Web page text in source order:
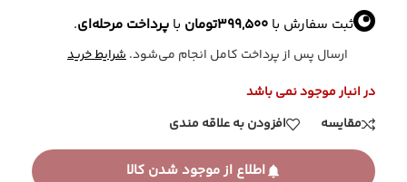
ثبت سفارش با 399,500تومان با پرداخت مرحله‌ای.
ارسال پس از پرداخت کامل انجام می‌شود.شرایط خرید
در انبار موجود نمی باشد
مقایسه
افزودن به علاقه مندی
اطلاع از موجود شدن کالا